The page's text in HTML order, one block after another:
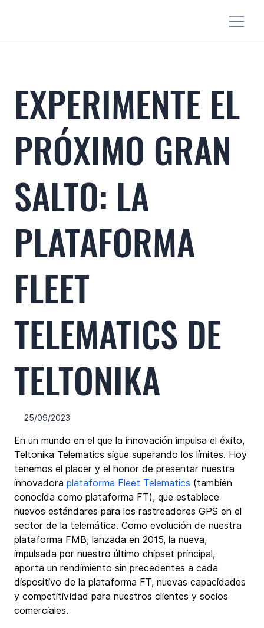
EXPERIMENTE EL
PRÓXIMO GRAN
SALTO: LA
PLATAFORMA
FLEET
TELEMATICS DE
TELTONIKA
25/09/2023
En un mundo en el que la innovación impulsa el éxito,
Teltonika Telematics sigue superando los límites. Hoy
tenemos el placer y el honor de presentar nuestra
innovadora plataforma Fleet Telematics (también
conocida como plataforma FT), que establece
nuevos estándares para los rastreadores GPS en el
sector de la telemática. Como evolución de nuestra
plataforma FMB, lanzada en 2015, la nueva,
impulsada por nuestro último chipset principal,
aporta un rendimiento sin precedentes a cada
dispositivo de la plataforma FT, nuevas capacidades
y competitividad para nuestros clientes y socios
comerciales.